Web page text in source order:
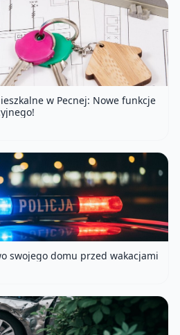
w Pecnej: Nowe funkcje
swojego domu przed wakacjami